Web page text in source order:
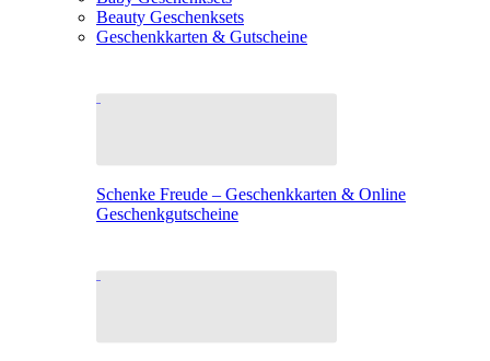
Beauty Geschenksets
Geschenkkarten & Gutscheine
Schenke Freude – Geschenkkarten & Online
Geschenkgutscheine